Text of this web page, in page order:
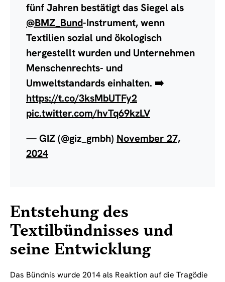
fünf Jahren bestätigt das Siegel als
@BMZ_Bund-Instrument, wenn
Textilien sozial und ökologisch
hergestellt wurden und Unternehmen
Menschenrechts- und
Umweltstandards einhalten. ➡️
https://t.co/3ksMbUTFy2
pic.twitter.com/hvTq69kzLV
— GIZ (@giz_gmbh) November 27,
2024
Entstehung des
Textilbündnisses und
seine Entwicklung
Das Bündnis wurde 2014 als Reaktion auf die Tragödie